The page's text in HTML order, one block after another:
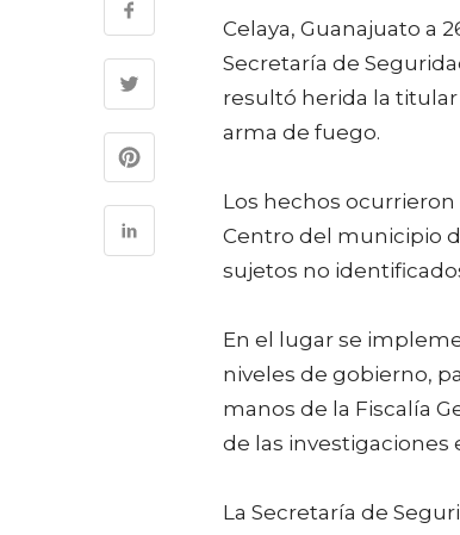
Celaya, Guanajuato a
Secretaría de
resultó herida la
arma de fuego.
Los hechos ocurrieron
Centro del municipio
sujetos no
En el lugar se
niveles de gobierno,
manos de la Fiscalía
de las investigaciones
La Secretaría de